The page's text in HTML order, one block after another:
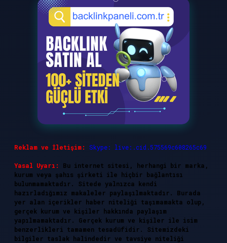
Reklam ve İletişim: Skype: live:.cid.575569c608265c69
Yasal Uyarı:
Bu internet sitesi, herhangi bir marka,
kurum veya şahıs şirketi ile hiçbir bağlantısı
bulunmamaktadır. Sitede yalnızca kendi
hazırladığımız makaleler paylaşılmaktadır. Burada
yer alan içerikler haber niteliği taşımamakta olup,
gerçek kurum ve kişiler hakkında paylaşım
yapılmamaktadır. Gerçek kurum ve kişiler ile isim
benzerlikleri tamamen tesadüfidir. Sitemizdeki
bilgiler taslak halindedir ve tavsiye niteliği